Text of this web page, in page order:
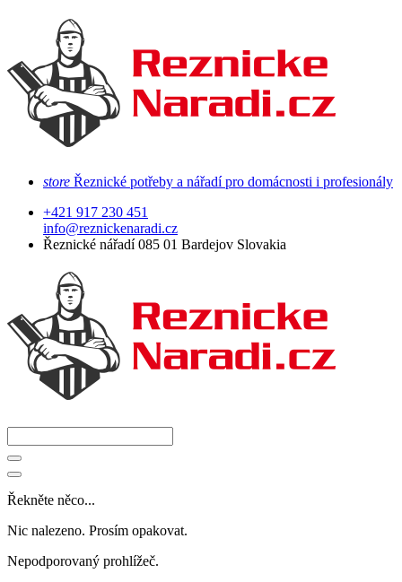
store Řeznické potřeby a nářadí pro domácnosti i profesionály
+421 917 230 451
info@reznickenaradi.cz
Řeznické nářadí 085 01 Bardejov Slovakia
Řekněte něco...
Nic nalezeno. Prosím opakovat.
Nepodporovaný prohlížeč.